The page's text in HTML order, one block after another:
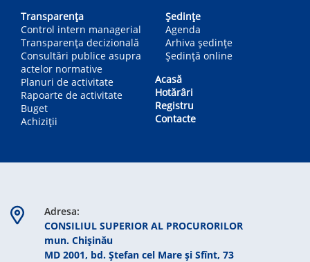
Transparența
Control intern managerial
Transparența decizională
Consultări publice asupra
actelor normative
Planuri de activitate
Rapoarte de activitate
Buget
Achiziții
Ședințe
Agenda
Arhiva ședințe
Ședință online
Acasă
Hotărâri
Registru
Contacte
Adresa:
CONSILIUL SUPERIOR AL PROCURORILOR
mun. Chişinău
MD 2001, bd. Ștefan cel Mare şi Sfînt, 73